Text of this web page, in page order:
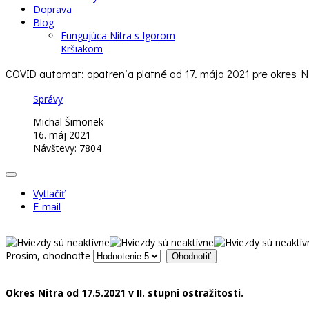
Doprava
Blog
Fungujúca Nitra s Igorom
Kršiakom
COVID automat: opatrenia platné od 17. mája 2021 pre okres
Správy
Michal Šimonek
16. máj 2021
Návštevy: 7804
Vytlačiť
E-mail
Prosím, ohodnoťte
Okres Nitra od 17.5.2021 v II. stupni ostražitosti.